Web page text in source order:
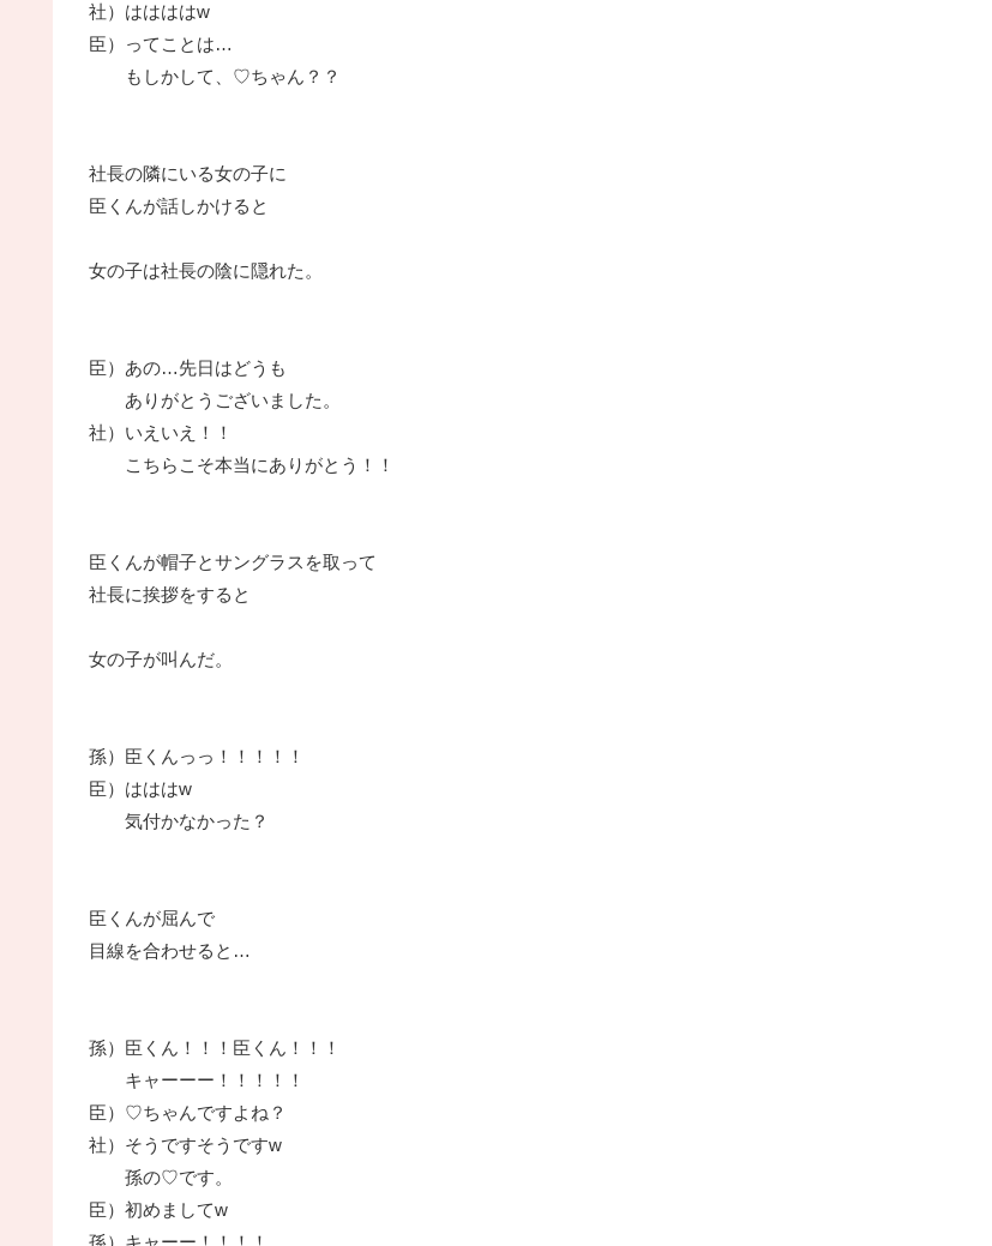
社）ははははw
臣）ってことは…
もしかして、♡ちゃん？？
社長の隣にいる女の子に
臣くんが話しかけると
女の子は社長の陰に隠れた。
臣）あの…先日はどうも
ありがとうございました。
社）いえいえ！！
こちらこそ本当にありがとう！！
臣くんが帽子とサングラスを取って
社長に挨拶をすると
女の子が叫んだ。
孫）臣くんっっ！！！！！
臣）はははw
気付かなかった？
臣くんが屈んで
目線を合わせると…
孫）臣くん！！！臣くん！！！
キャーーー！！！！！
臣）♡ちゃんですよね？
社）そうですそうですw
孫の♡です。
臣）初めましてw
孫）キャーー！！！！